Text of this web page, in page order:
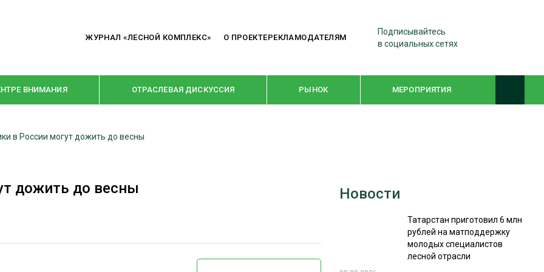
ЖУРНАЛ «ЛЕСНОЙ КОМПЛЕКС» О ПРОЕКТЕРЕКЛАМОДАТЕЛЯМ
Подписывайтесь
в социальных сетях
ВНИМАНИЯ ОТРАСЛЕВАЯ ДИСКУССИЯ РЫНОК МЕРОПРИЯТИЯ
КРУПНЫМ ПЛАНОМ
ПРЕДПРИЯТИЯ ЛПК
WOODEX-2021
СУШКА ДРЕВЕСИНЫ
в России могут дожить до весны
дожить до весны Новости
Татарстан приготовил 6 млн
рублей на матподдержку
молодых специалистов
лесной отрасли